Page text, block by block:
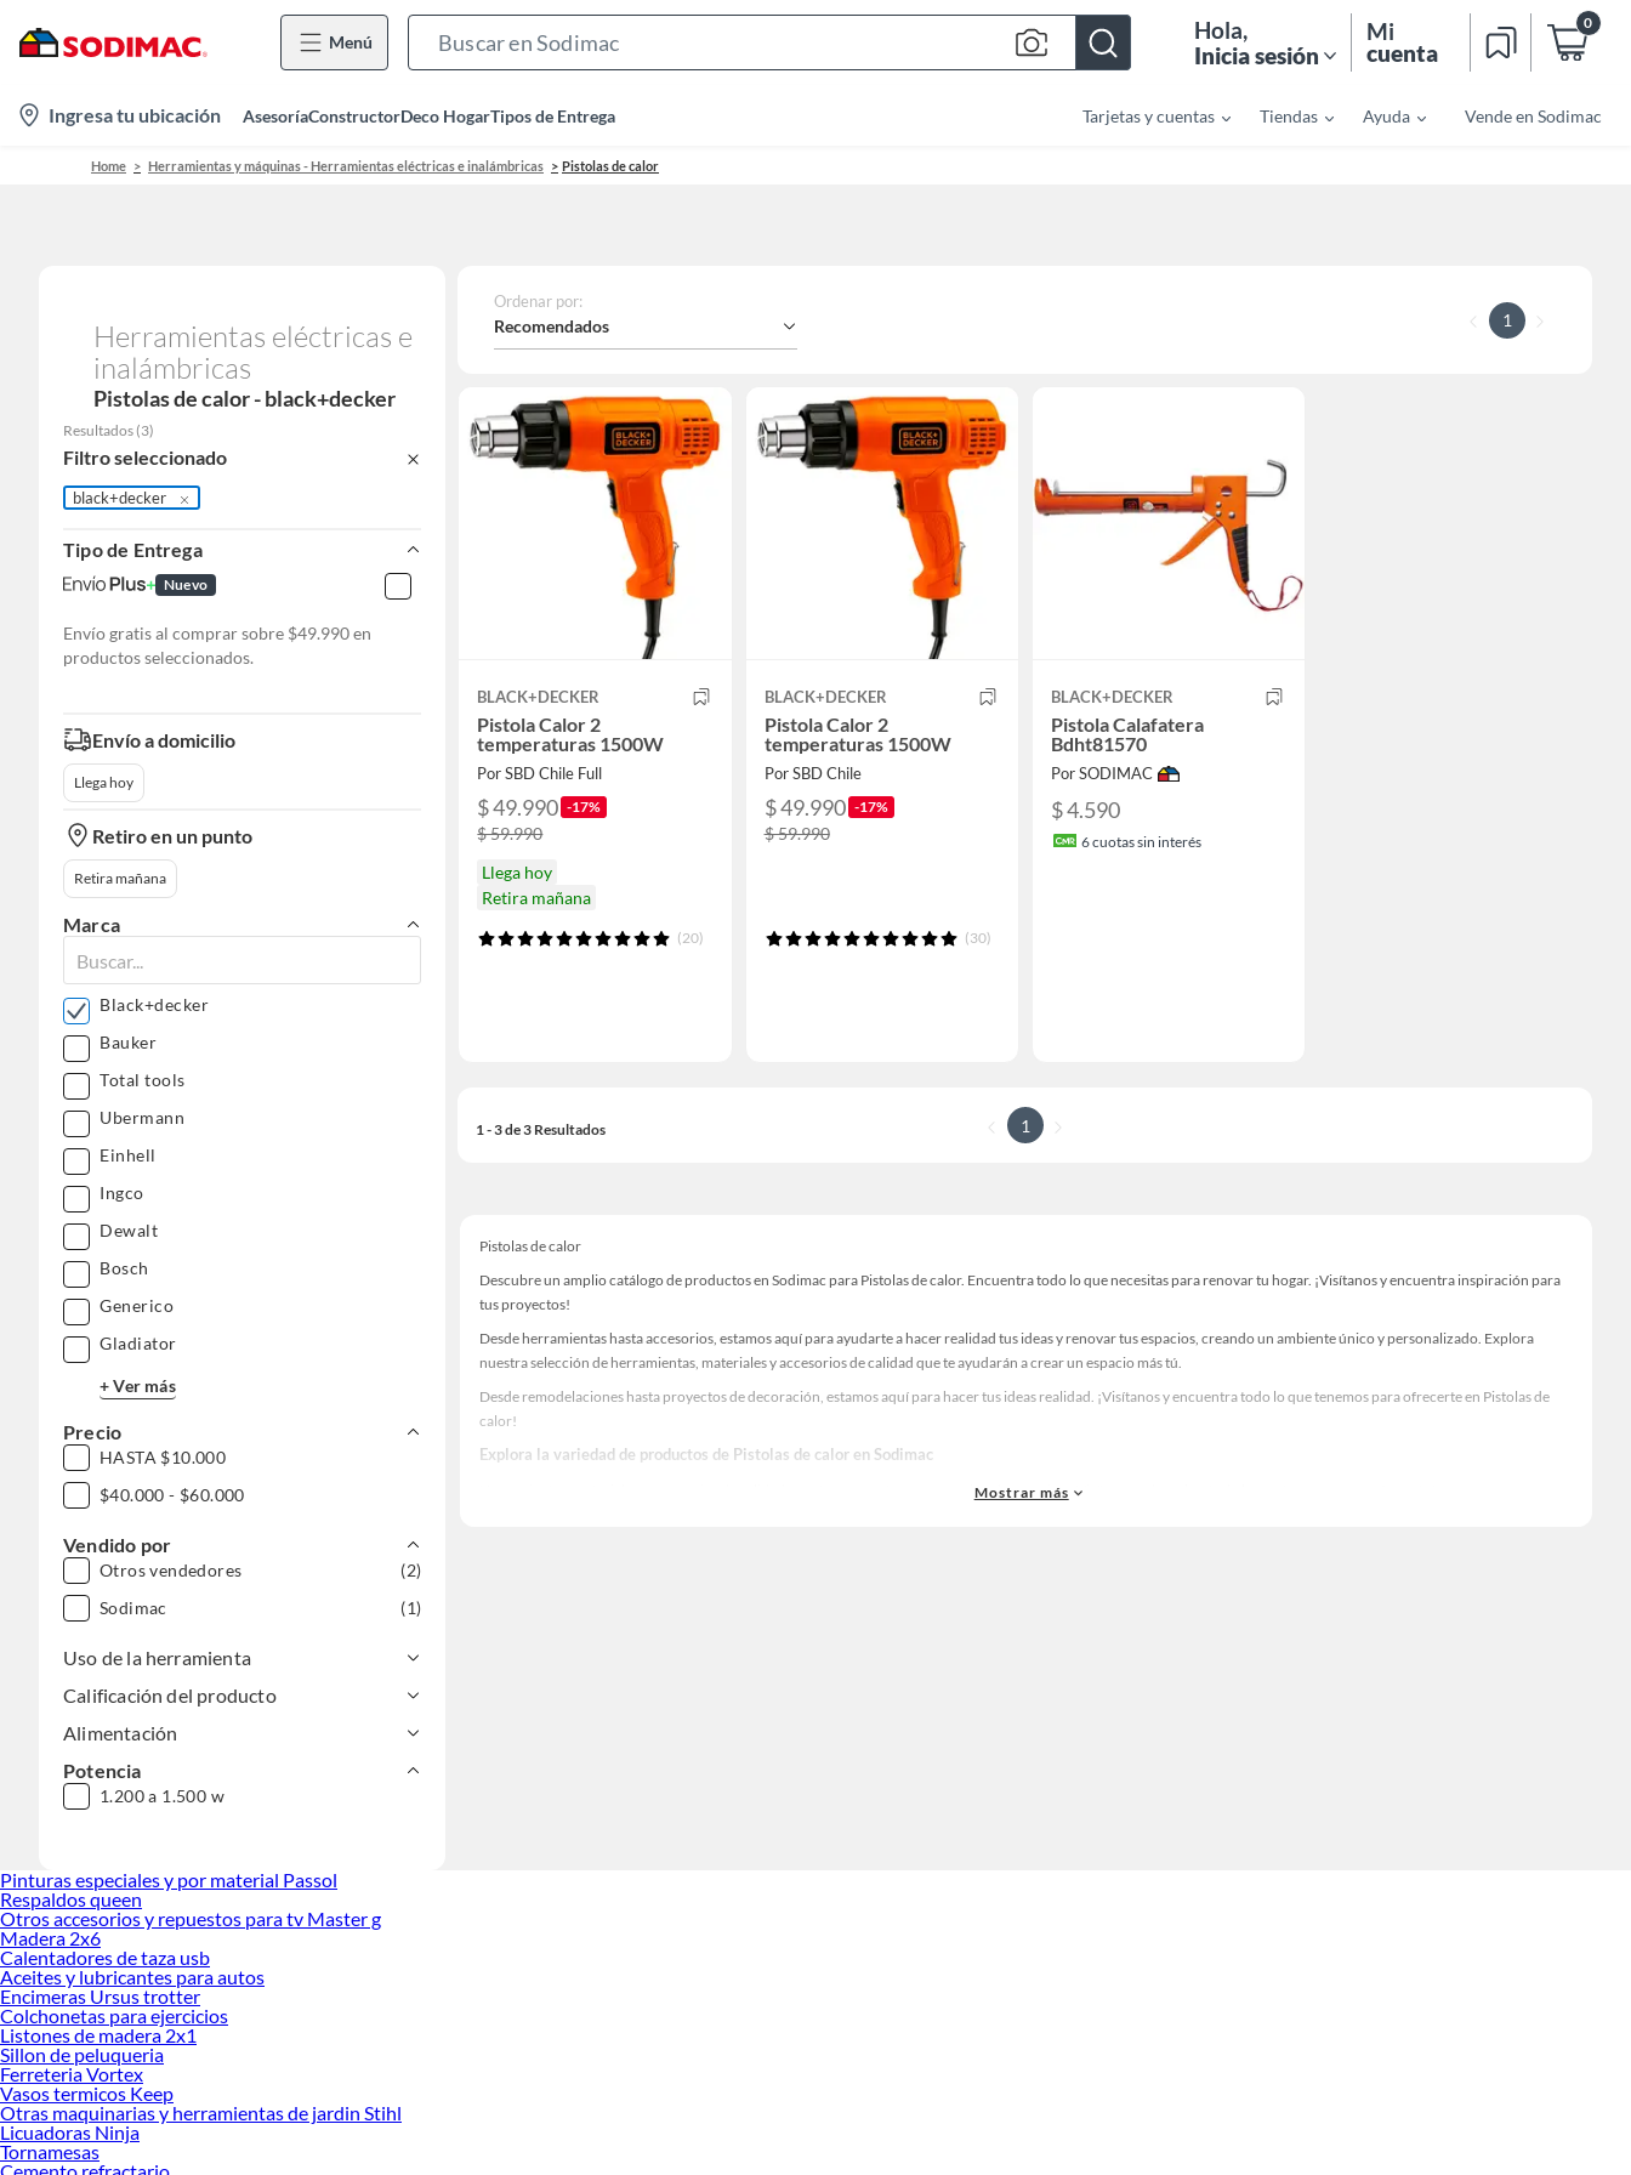
Menú
Bar
Hola,
Inicia sesión
Mi
cuenta
0
location-
icon
Ingresa tu ubicación AsesoríaConstructorDeco HogarTipos de Entrega Tarjetas y cuentas Tiendas Ayuda Vende en Sodimac
Home Herramientas y máquinas - Herramientas eléctricas e inalámbricas Pistolas de calor
Herramientas eléctricas e
inalámbricas
Pistolas de calor - black+decker
Resultados (3)
Filtro seleccionado
black+decker
Tipo de Entrega
Nuevo
Envío gratis al comprar sobre $49.990 en
productos seleccionados.
Envío a domicilio
Llega hoy
Retiro en un punto
Retira mañana
Marca
Black+decker
Bauker
Total tools
Ubermann
Einhell
Ingco
Dewalt
Bosch
Generico
Gladiator
+ Ver más
Precio
HASTA $10.000
$40.000 - $60.000
Vendido por
Otros vendedores
(2)
Sodimac
(1)
Uso de la herramienta
Calificación del producto
Alimentación
Potencia
1.200 a 1.500 w
Ordenar por:
Recomendados 1
BLACK+DECKER
Pistola Calor 2
temperaturas 1500W
Por SBD Chile Full
$ 49.990 -17%
$ 59.990
Llega hoy
Retira mañana
(20)
BLACK+DECKER
Pistola Calor 2
temperaturas 1500W
Por SBD Chile
$ 49.990 -17%
$ 59.990
(30)
BLACK+DECKER
Pistola Calafatera
Bdht81570
Por SODIMAC
$ 4.590
6cuotas sin interés
1 - 3 de 3 Resultados 1
Pistolas de calor
Descubre un amplio catálogo de productos en Sodimac para Pistolas de calor. Encuentra todo lo que necesitas para renovar tu hogar. ¡Visítanos y encuentra inspiración para
tus proyectos!
Desde herramientas hasta accesorios, estamos aquí para ayudarte a hacer realidad tus ideas y renovar tus espacios, creando un ambiente único y personalizado. Explora
nuestra selección de herramientas, materiales y accesorios de calidad que te ayudarán a crear un espacio más tú.
Desde remodelaciones hasta proyectos de decoración, estamos aquí para hacer tus ideas realidad. ¡Visítanos y encuentra todo lo que tenemos para ofrecerte en Pistolas de
calor!
Explora la variedad de productos de Pistolas de calor en Sodimac
Herramientas, materiales y accesorios de calidad para tus proyectos y renovación de espacios. ¡Visítanos y descubre todo lo que tenemos para ofrecerte!
Mostrar más
Pinturas especiales y por material Passol
Respaldos queen
Otros accesorios y repuestos para tv Master g
Madera 2x6
Calentadores de taza usb
Aceites y lubricantes para autos
Encimeras Ursus trotter
Colchonetas para ejercicios
Listones de madera 2x1
Sillon de peluqueria
Ferreteria Vortex
Vasos termicos Keep
Otras maquinarias y herramientas de jardin Stihl
Licuadoras Ninja
Tornamesas